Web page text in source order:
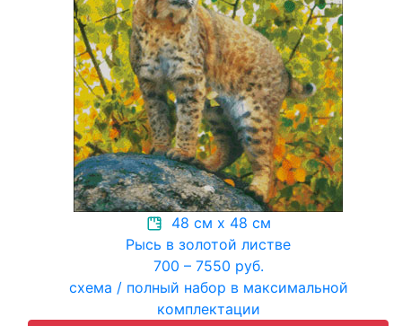
48 см х 48 см
Рысь в золотой листве
700 – 7550 руб.
схема / полный набор в максимальной
комплектации